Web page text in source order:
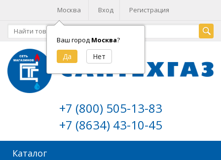
Москва
Ваш город Москва?
Вход Регистрация
+7 (800) 505-13-83
+7 (8634) 43-10-45
Каталог